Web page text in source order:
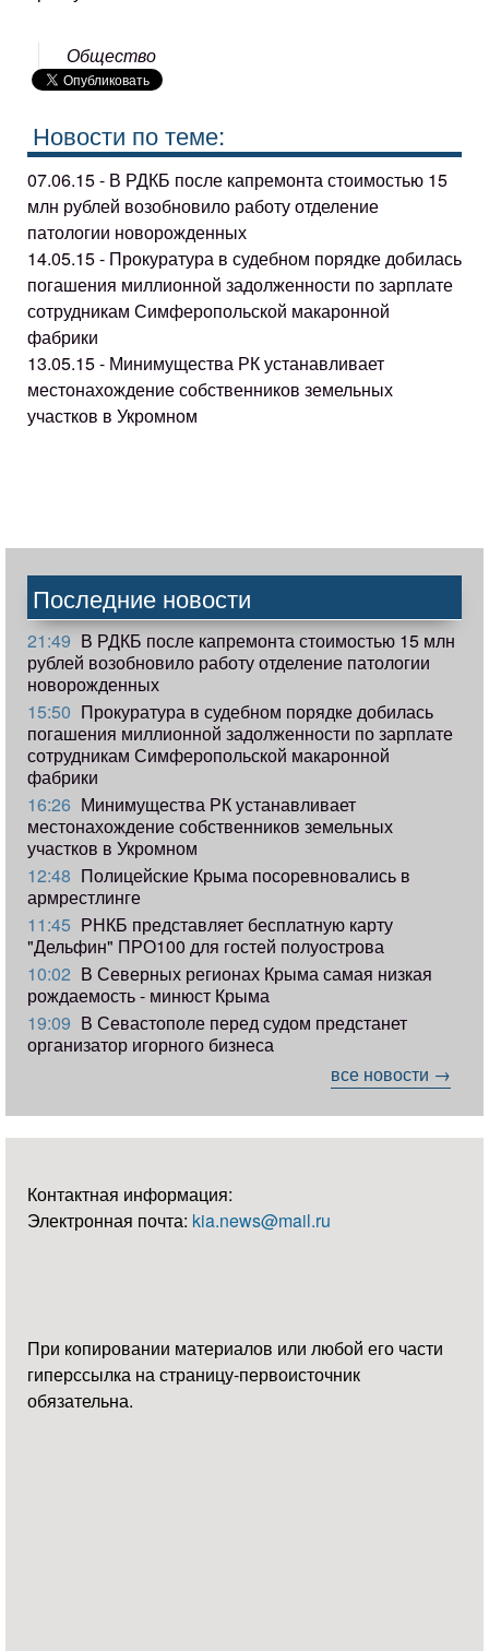
Общество
Новости по теме:
07.06.15 - В РДКБ после капремонта стоимостью 15
млн рублей возобновило работу отделение
патологии новорожденных
14.05.15 - Прокуратура в судебном порядке добилась
погашения миллионной задолженности по зарплате
сотрудникам Симферопольской макаронной
фабрики
13.05.15 - Минимущества РК устанавливает
местонахождение собственников земельных
участков в Укромном
Последние новости
21:49 В РДКБ после капремонта стоимостью 15 млн
рублей возобновило работу отделение патологии
новорожденных
15:50 Прокуратура в судебном порядке добилась
погашения миллионной задолженности по зарплате
сотрудникам Симферопольской макаронной
фабрики
16:26 Минимущества РК устанавливает
местонахождение собственников земельных
участков в Укромном
12:48 Полицейские Крыма посоревновались в
армрестлинге
11:45 РНКБ представляет бесплатную карту
"Дельфин" ПРО100 для гостей полуострова
10:02 В Северных регионах Крыма самая низкая
рождаемость - минюст Крыма
19:09 В Севастополе перед судом предстанет
организатор игорного бизнеса
все новости →
Контактная информация:
Электронная почта: kia.news@mail.ru
При копировании материалов или любой его части
гиперссылка на страницу-первоисточник
обязательна.